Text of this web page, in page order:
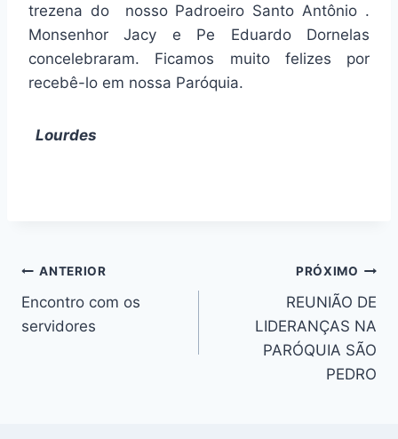
trezena do nosso Padroeiro Santo Antônio .
Monsenhor Jacy e Pe Eduardo Dornelas
concelebraram. Ficamos muito felizes por
recebê-lo em nossa Paróquia.
Lourdes
Navegação
de
ANTERIOR
Encontro com os
servidores
PRÓXIMO
REUNIÃO DE
LIDERANÇAS NA
PARÓQUIA SÃO
PEDRO